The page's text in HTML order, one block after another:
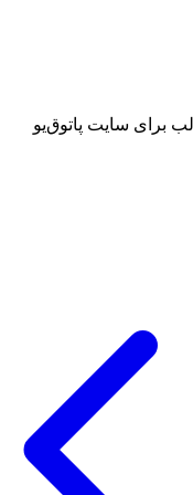
برای سایت پاتوق‌یو